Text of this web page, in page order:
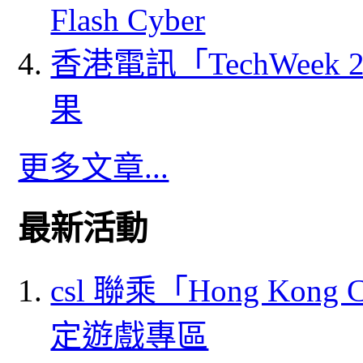
Flash Cyber
香港電訊「
果
更多文章...
最新活動
csl 聯乘「Hong Kong
定遊戲專區